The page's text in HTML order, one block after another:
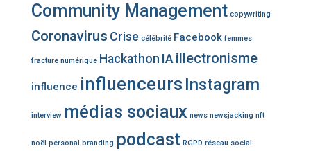
Community Management copywriting
Coronavirus Crise célébrité Facebook femmes
fracture numérique Hackathon IAillectronisme
influence influenceurs Instagram
interview médias sociaux news newsjacking nft
noël personal branding podcast RGPD réseau social